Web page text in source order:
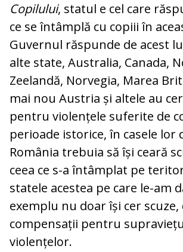
Copilului, statul e cel care
ce se întâmplă cu copiii în
Guvernul răspunde de acest
alte state, Australia, Canada,
Zeelandă, Norvegia, Marea
mai nou Austria și altele au
pentru violențele suferite de
perioade istorice, în casele lor
România trebuia să își ceară
ceea ce s-a întâmplat pe
statele acestea pe care le-am
exemplu nu doar își cer scuze,
compensații pentru
violențelor.